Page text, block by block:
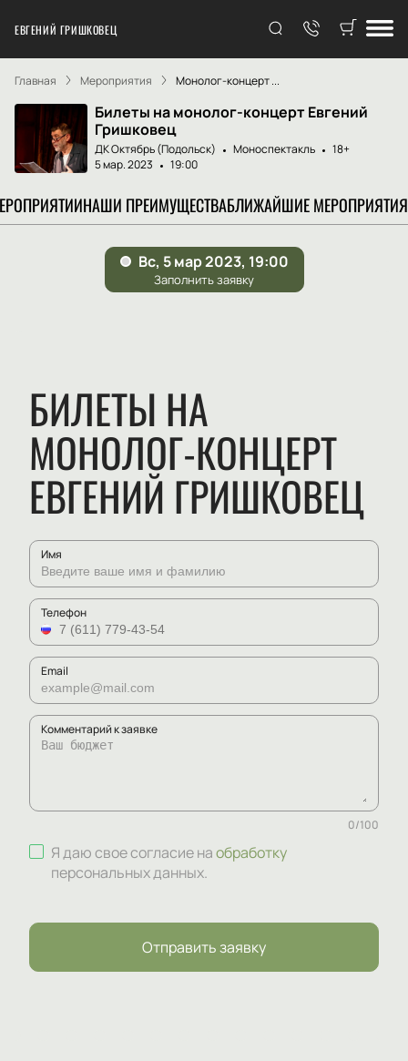
ЕВГЕНИЙ ГРИШКОВЕЦ
Главная Мероприятия Монолог-концерт ...
Билеты на монолог-концерт Евгений
Гришковец
ДК Октябрь (Подольск) Моноспектакль
18+
5 мар. 2023
19:00
НАШИ ПРЕИМУЩЕСТВАБЛИЖАЙШИЕ МЕРОПРИЯТИЯ
БИЛЕТЫ НА
МОНОЛОГ-КОНЦЕРТ
ЕВГЕНИЙ ГРИШКОВЕЦ
Имя
Телефон
Email
Комментарий к заявке
0/100
Я даю свое согласие наобработку
персональных данных.
Отправить заявку